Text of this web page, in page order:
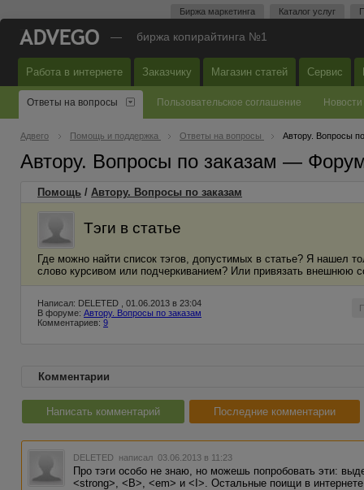
Биржа маркетинга Каталог услуг
— биржа копирайтинга №1
Работа в интернете Заказчику Магазин статей Сервис
Ответы на вопросы Пользовательское соглашение Новости
Адвего Помощь и поддержка Ответы на вопросы Автору. Вопросы
Автору. Вопросы по заказам —
Помощь / Автору. Вопросы по заказам
Тэги в статье
Где можно найти список тэгов, допустимых в статье? Я нашел
слово курсивом или подчеркиванием? Или привязать внешнюю
Написал: DELETED , 01.06.2013 в 23:04
В форуме: Автору. Вопросы по заказам
Комментариев: 9
Комментарии
Написать комментарий Последние комментарии
DELETED написал 03.06.2013 в 11:23
Про тэги особо не знаю, но можешь попробовать эти:
<strong>, <B>, <em> и <I>. Остальные поищи в